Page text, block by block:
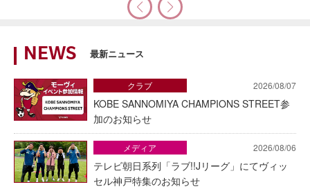
NEWS 最新ニュース
2026/08/07
KOBE SANNOMIYA CHAMPIONS STREET参
加のお知らせ
クラブ
2026/08/06
テレビ朝日系列「ラブ!!Jリーグ」にてヴィッ
セル神戸特集のお知らせ
メディア